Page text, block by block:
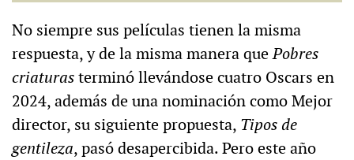
No siempre sus películas tienen la misma
respuesta, y de la misma manera quePobres
criaturasterminó llevándose cuatro Oscars en
2024, además de una nominación como Mejor
director, su siguiente propuesta, Tipos de
gentileza, pasó desapercibida. Pero este año